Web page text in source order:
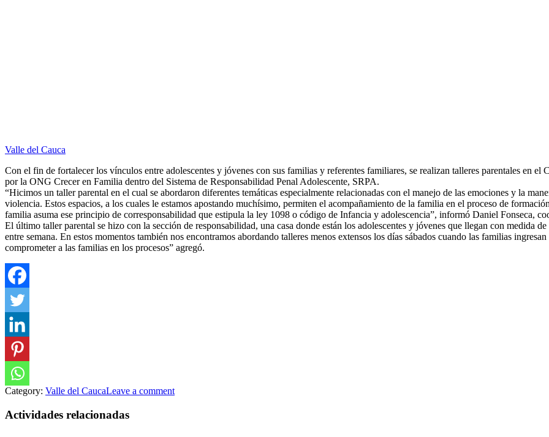
Valle del Cauca
Con el fin de fortalecer los vínculos entre adolescentes y jóvenes con sus familias y referentes familiares, se realizan talleres parentales en
por la ONG Crecer en Familia dentro del Sistema de Responsabilidad Penal Adolescente, SRPA.
“Hicimos un taller parental en el cual se abordaron diferentes temáticas especialmente relacionadas con el manejo de las emociones y la
violencia. Estos espacios, a los cuales le estamos apostando muchísimo, permiten el acompañamiento de la familia en el proceso de
familia asuma ese principio de corresponsabilidad que estipula la ley 1098 o código de Infancia y adolescencia”, informó Daniel Fonseca,
El último taller parental se hizo con la sección de responsabilidad, una casa donde están los adolescentes y jóvenes que llegan con medida
entre semana. En estos momentos también nos encontramos abordando talleres menos extensos los días sábados cuando las familias
comprometer a las familias en los procesos” agregó.
Category: Valle del CaucaLeave a comment
Actividades relacionadas